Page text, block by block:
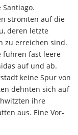
strömten auf die
deren letzte
zu erreichen sind.
fuhren fast leere
auf und ab.
keine Spur von
dehnten sich auf
ihre
aus. Eine Vor-